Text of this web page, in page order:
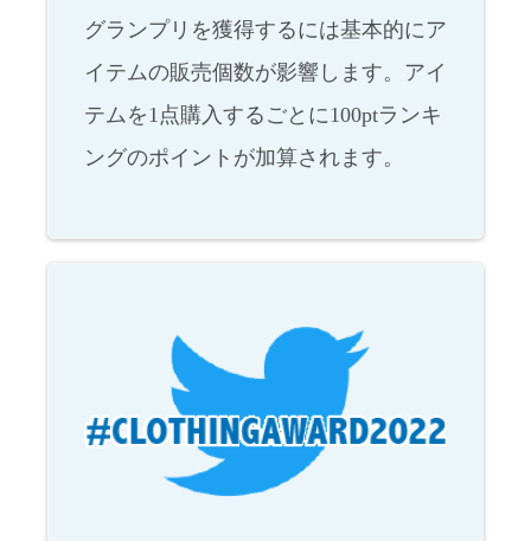
グランプリを獲得するには基本的にア
イテムの販売個数が影響します。アイ
テムを1点購入するごとに100ptランキ
ングのポイントが加算されます。